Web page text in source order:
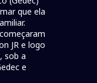
que ela
JR e logo
sob a
e